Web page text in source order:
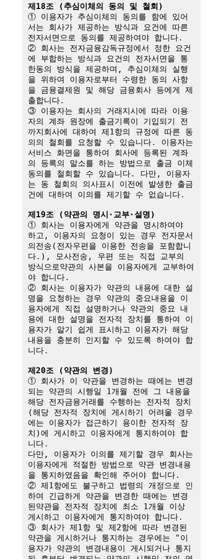
제18조 (추심이체의 동의 및 철회)
① 이용자가 추심이체의 동의를 함에 있어
서는 회사가 제공하는 방식과 요건에 따른
전자서면으로 동의를 제공하여야 합니다.
② 회사는 전자금융감독규정에서 정한 요건
에 부합하는 방식과 요건의 전자서면을 통
한동의 방식을 제공하며, 추심이체의 실행
을 위하여 이용자로부터 수령한 동의 사항
을 금융결제원 및 해당 금융회사 등에게 제
출합니다.
③ 이용자는 회사의 거래지시에 따라 이용
자의 계좌 원장에 출금기록이 기입되기 전
까지회사에 대하여 제1항의 규정에 따른 동
의의 철회를 요청할 수 있습니다. 이용자는
서비스 화면을 통하여 회사에 등록된 계좌
의 등록의 말소를 하는 방법으로 출금 이체
동의를 철회할 수 있습니다. 다만, 이용자
는 동 철회의 의사표시 이전에 발생한 출금
건에 대하여 이의를 제기할 수 없습니다.
제19조 (약관의 명시·교부·설명)
① 회사는 이용자에게 약관을 명시하여야
하고, 이용자의 요청이 있는 경우 전자문서
의전송(전자우편을 이용한 전송을 포함합니
다.), 모사전송, 우편 또는 직접 교부의
방식으로약관의 사본을 이용자에게 교부하여
야 합니다.
② 회사는 이용자가 약관의 내용에 대한 설
명을 요청하는 경우 약관의 중요내용을 이
용자에게 직접 설명하거나 약관의 중요 내
용에 대한 설명을 전자적 장치를 통하여 이
용자가 알기 쉽게 표시하고 이용자가 해당
내용을 충분히 인지할 수 있도록 하여야 합
니다.
제20조 (약관의 변경)
① 회사가 이 약관을 변경하는 때에는 변경
되는 약관의 시행일 1개월 전에 그 내용을
해당 전자금융거래를 수행하는 전자적 장치
(해당 전자적 장치에 게시하기 어려울 경우
에는 이용자가 접근하기 용이한 전자적 장
치)에 게시하고 이용자에게 통지하여야 합
니다.
다만, 이용자가 이의를 제기할 경우 회사는
이용자에게 적절한 방법으로 약관 변경내용
을 통지하였음을 확인해 주어야 합니다.
② 제1항에도 불구하고 법령의 개정으로 인
하여 긴급하게 약관을 변경한 때에는 변경
된약관을 전자적 장치에 최소 1개월 이상
게시하고 이용자에게 통지하여야 합니다.
③ 회사가 제1항 및 제2항에 따라 변경된
약관을 게시하거나 통지하는 경우에는 "이
용자가 약관의 변경내용이 게시되거나 통지